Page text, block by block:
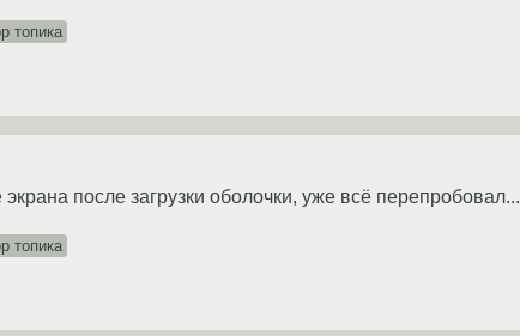
топика
после загрузки оболочки, уже всё перепробовал...
топика